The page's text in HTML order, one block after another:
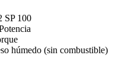
SP 100
húmedo (sin combustible)